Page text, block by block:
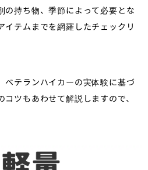
の持ち物、季節によって必要とな
イテムまでを網羅したチェックリ
ベテランハイカーの実体験に基づ
ツもあわせて解説しますので、